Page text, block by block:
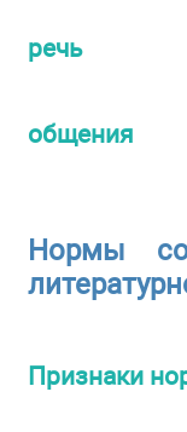
речь
общения
Нормы
Признаки